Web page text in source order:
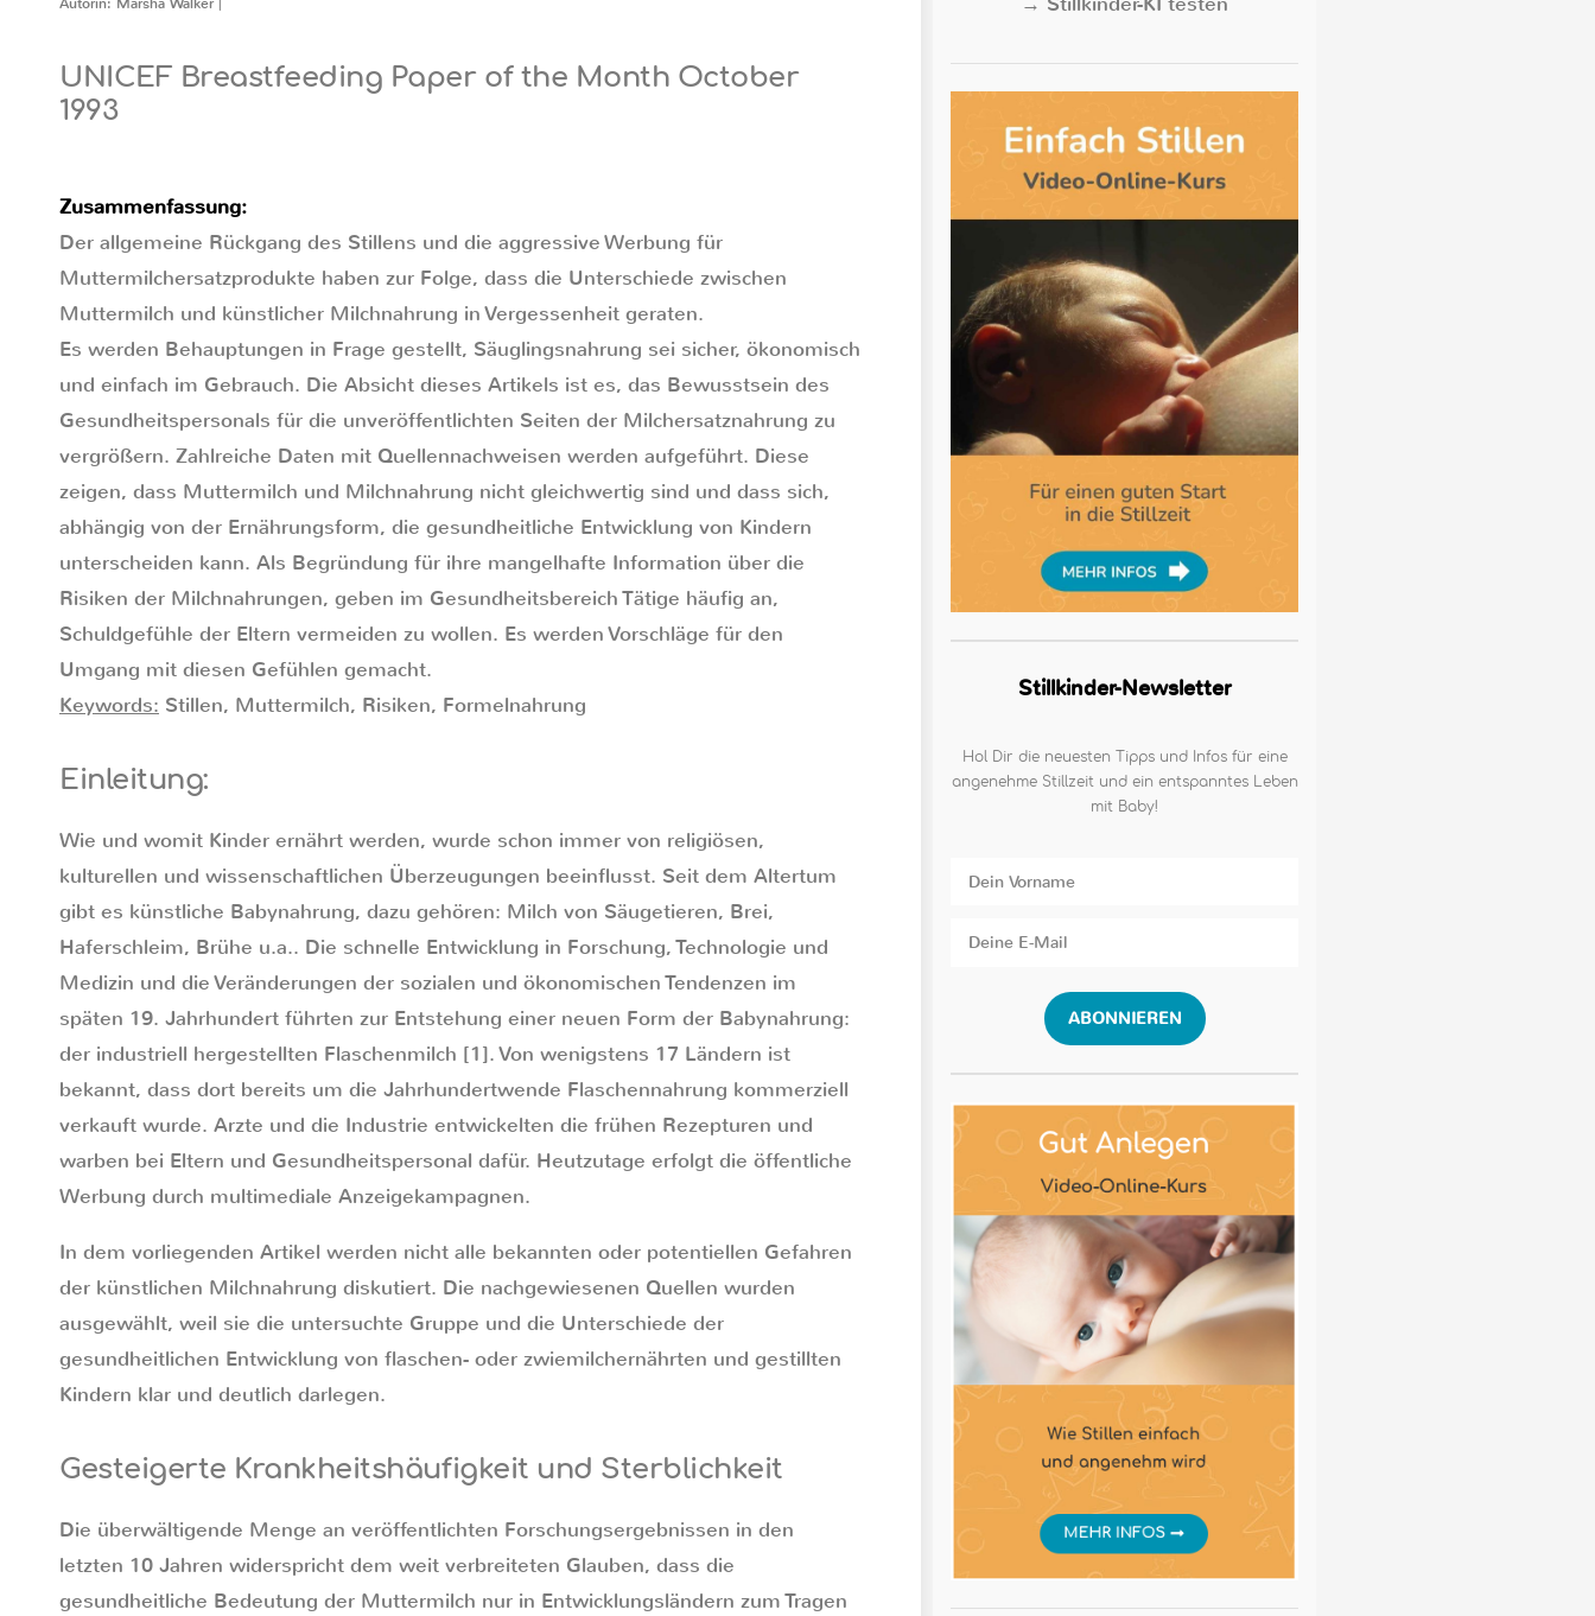
UNICEF Breastfeeding Paper of the Month October
1993
Zusammenfassung:
Der allgemeine Rückgang des Stillens und die aggressive Werbung für
Muttermilchersatzprodukte haben zur Folge, dass die Unterschiede zwischen
Muttermilch und künstlicher Milchnahrung in Vergessenheit geraten.
Es werden Behauptungen in Frage gestellt, Säuglingsnahrung sei sicher, ökonomisch
und einfach im Gebrauch. Die Absicht dieses Artikels ist es, das Bewusstsein des
Gesundheitspersonals für die unveröffentlichten Seiten der Milchersatznahrung zu
vergrößern. Zahlreiche Daten mit Quellennachweisen werden aufgeführt. Diese
zeigen, dass Muttermilch und Milchnahrung nicht gleichwertig sind und dass sich,
abhängig von der Ernährungsform, die gesundheitliche Entwicklung von Kindern
unterscheiden kann. Als Begründung für ihre mangelhafte Information über die
Risiken der Milchnahrungen, geben im Gesundheitsbereich Tätige häufig an,
Schuldgefühle der Eltern vermeiden zu wollen. Es werden Vorschläge für den
Umgang mit diesen Gefühlen gemacht.
Keywords: Stillen, Muttermilch, Risiken, Formelnahrung
Einleitung:
Wie und womit Kinder ernährt werden, wurde schon immer von religiösen,
kulturellen und wissenschaftlichen Überzeugungen beeinflusst. Seit dem Altertum
gibt es künstliche Babynahrung, dazu gehören: Milch von Säugetieren, Brei,
Haferschleim, Brühe u.a.. Die schnelle Entwicklung in Forschung, Technologie und
Medizin und die Veränderungen der sozialen und ökonomischen Tendenzen im
späten 19. Jahrhundert führten zur Entstehung einer neuen Form der Babynahrung:
der industriell hergestellten Flaschenmilch [1]. Von wenigstens 17 Ländern ist
bekannt, dass dort bereits um die Jahrhundertwende Flaschennahrung kommerziell
verkauft wurde. Arzte und die Industrie entwickelten die frühen Rezepturen und
warben bei Eltern und Gesundheitspersonal dafür. Heutzutage erfolgt die öffentliche
Werbung durch multimediale Anzeigekampagnen.
In dem vorliegenden Artikel werden nicht alle bekannten oder potentiellen Gefahren
der künstlichen Milchnahrung diskutiert. Die nachgewiesenen Quellen wurden
ausgewählt, weil sie die untersuchte Gruppe und die Unterschiede der
gesundheitlichen Entwicklung von flaschen- oder zwiemilchernährten und gestillten
Kindern klar und deutlich darlegen.
Gesteigerte Krankheitshäufigkeit und Sterblichkeit
Die überwältigende Menge an veröffentlichten Forschungsergebnissen in den
letzten 10 Jahren widerspricht dem weit verbreiteten Glauben, dass die
gesundheitliche Bedeutung der Muttermilch nur in Entwicklungsländern zum Tragen
Stillkinder-Newsletter
Hol Dir die neuesten Tipps und Infos für eine
angenehme Stillzeit und ein entspanntes Leben
mit Baby!
ABONNIEREN